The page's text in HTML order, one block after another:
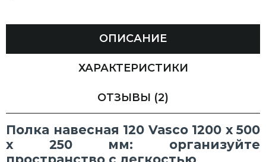
ОПИСАНИЕ
ХАРАКТЕРИСТИКИ
ОТЗЫВЫ (2)
Полка навесная 120 Vasco 1200 х 500
х 250 мм: организуйте